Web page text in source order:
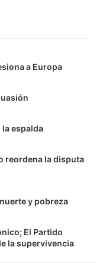
a Europa
la espalda
reordena la disputa
y pobreza
El Partido
la supervivencia